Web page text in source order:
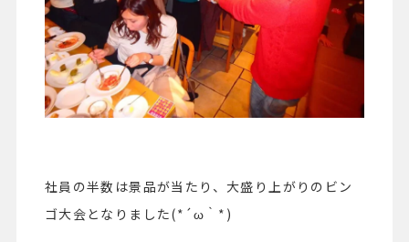
社員の半数は景品が当たり、大盛り上がりのビン
ゴ大会となりました(*´ω｀*)